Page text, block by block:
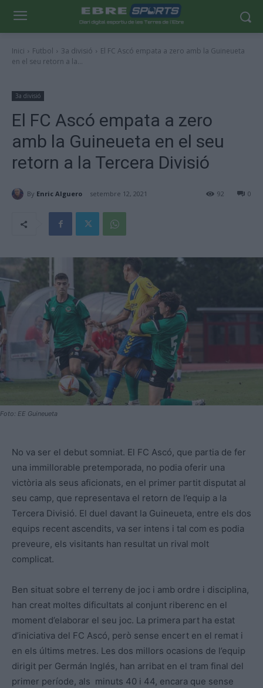
Inici Futbol 3a divisió
El FC Ascó empata a zero amb la Guineueta
en el seu retorn a la...
3a divisió
El FC Ascó empata a zero
amb la Guineueta en el seu
retorn a la Tercera Divisió
By Enric Alguero setembre 12, 2021 0
92
Foto: EE Guineueta
No va ser el debut somniat. El FC Ascó, que partia de fer
una immillorable pretemporada, no podia oferir una
victòria als seus aficionats, en el primer partit disputat al
seu camp, que representava el retorn de l’equip a la
Tercera Divisió. El duel davant la Guineueta, entre els dos
equips recent ascendits, va ser intens i tal com es podia
preveure, els visitants han resultat un rival molt
complicat.
Ben situat sobre el terreny de joc i amb ordre i disciplina,
han creat moltes dificultats al conjunt riberenc en el
moment d’elaborar el seu joc. La primera part ha estat
d’iniciativa del FC Ascó, però sense encert en el remat i
en els últims metres. Les dos millors ocasions de l’equip
dirigit per Germán Inglés, han arribat en el tram final del
primer període, als minuts 40 i 44, encara que sense